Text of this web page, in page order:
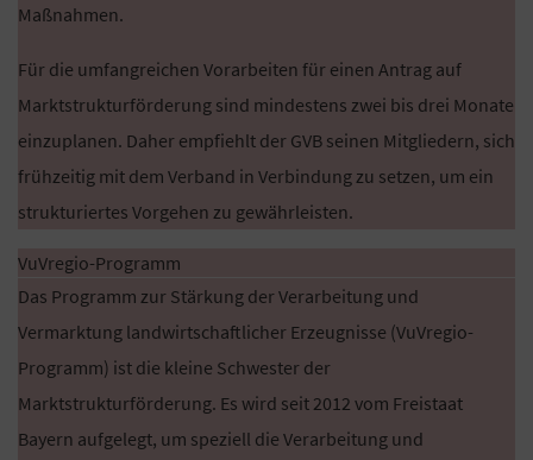
Maßnahmen.
Für die umfangreichen Vorarbeiten für einen Antrag auf
Marktstrukturförderung sind mindestens zwei bis drei Monate
einzuplanen. Daher empfiehlt der GVB seinen Mitgliedern, sich
frühzeitig mit dem Verband in Verbindung zu setzen, um ein
strukturiertes Vorgehen zu gewährleisten.
VuVregio-Programm
Das Programm zur Stärkung der Verarbeitung und
Vermarktung landwirtschaftlicher Erzeugnisse (VuVregio-
Programm) ist die kleine Schwester der
Marktstrukturförderung. Es wird seit 2012 vom Freistaat
Bayern aufgelegt, um speziell die Verarbeitung und